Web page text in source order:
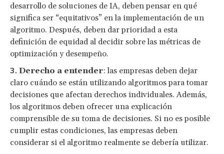
desarrollo de soluciones de IA, deben pensar en qué
significa ser “equitativos” en la implementación de un
algoritmo. Después, deben dar prioridad a esta
definición de equidad al decidir sobre las métricas de
optimización y desempeño.
Derecho a entender: las empresas deben dejar
claro cuándo se están utilizando algoritmos para tomar
decisiones que afectan derechos individuales. Además,
los algoritmos deben ofrecer una explicación
comprensible de su toma de decisiones. Si no es posible
cumplir estas condiciones, las empresas deben
considerar si el algoritmo realmente se debería utilizar.